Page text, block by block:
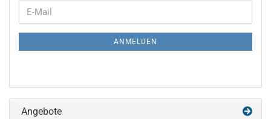
WEITER
ZUR
NEWSLETTER-
E-
Mail
ANMELDEN
Angebote